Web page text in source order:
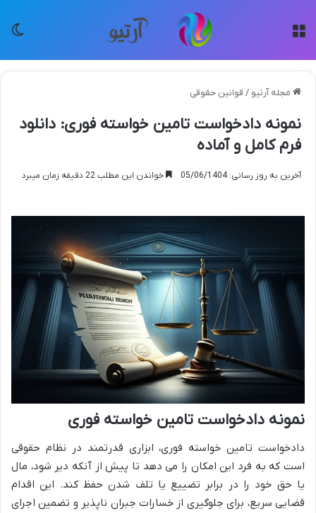
مجله آرتیو / قوانین حقوقی
نمونه دادخواست تامین خواسته فوری: دانلود
فرم کامل و آماده
آخرین به روز رسانی: 05/06/1404 خواندن این مطلب 22 دقیقه زمان میبرد
نمونه دادخواست تامین خواسته فوری
دادخواست تامین خواسته فوری، ابزاری قدرتمند در نظام حقوقی
است که به فرد این امکان را می دهد تا پیش از آنکه دیر شود، مال
یا حق خود را در برابر تضییع یا تلف شدن حفظ کند. این اقدام
قضایی سریع، برای جلوگیری از خسارات جبران ناپذیر و تضمین اجرای